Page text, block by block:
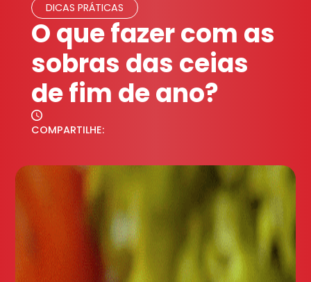
DICAS PRÁTICAS
O que fazer com as
sobras das ceias
de fim de ano?
COMPARTILHE: